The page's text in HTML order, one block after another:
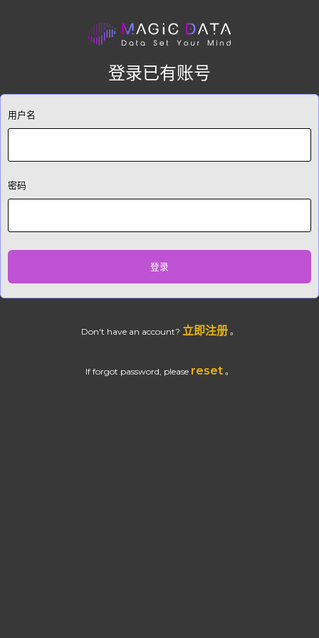
登录已有账号
用户名
密码
登录
Don't have an account? 立即注册。
If forgot password, please reset 。